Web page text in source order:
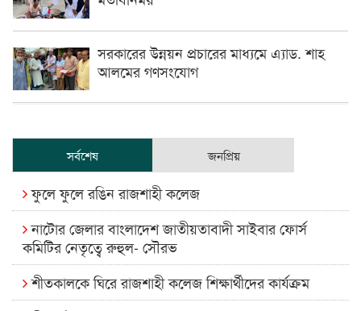
সরকারের উন্নয়ন প্রচারের মাধ্যমে এ্যাড. শাহ
আলমের গণসংযোগ
সর্বশেষ জনপ্রিয়
ফুলে ফুলে রঙিন রাজশাহী কলেজ
নাটোর জেলার বাংলাদেশ জাতীয়তাবাদী সাইবার ফোর্স
কমিটির নেতৃত্বে রুহুল- সৌরভ
শীতকালকে ঘিরে রাজশাহী কলেজ শিক্ষার্থীদের কার্যক্রম